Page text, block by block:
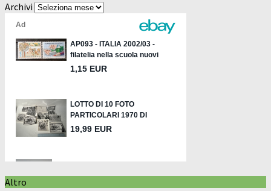
Archivi
Altro